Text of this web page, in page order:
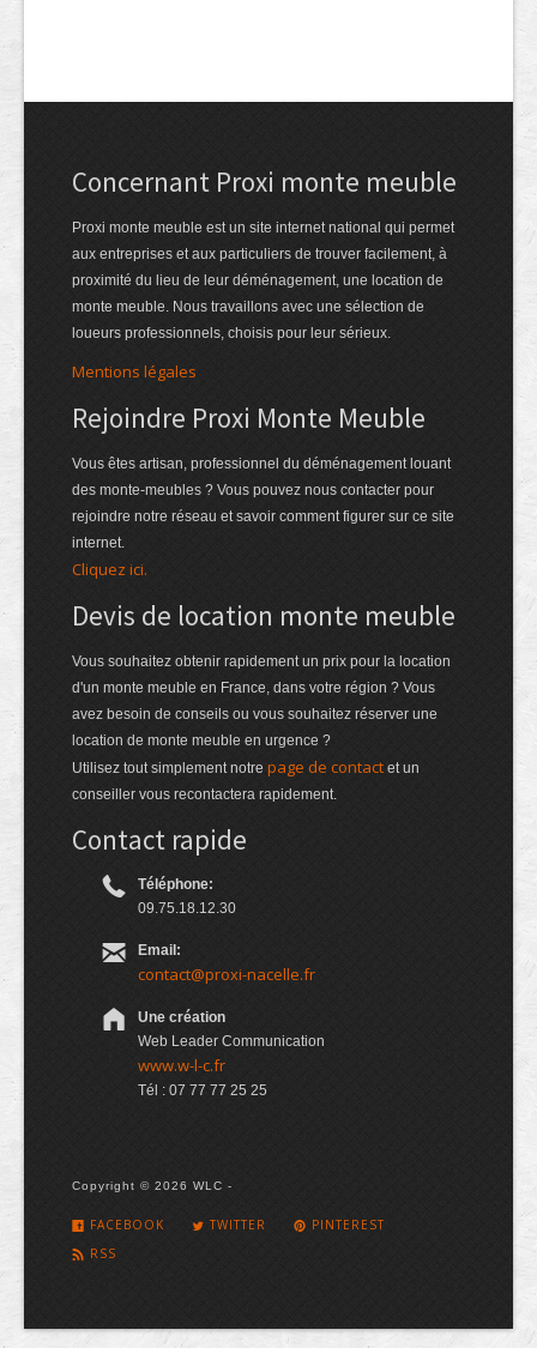
Concernant Proxi monte meuble
Proxi monte meuble est un site internet national qui permet
aux entreprises et aux particuliers de trouver facilement, à
proximité du lieu de leur déménagement, une location de
monte meuble. Nous travaillons avec une sélection de
loueurs professionnels, choisis pour leur sérieux.
Mentions légales
Rejoindre Proxi Monte Meuble
Vous êtes artisan, professionnel du déménagement louant
des monte-meubles ? Vous pouvez nous contacter pour
rejoindre notre réseau et savoir comment figurer sur ce site
internet.
Cliquez ici.
Devis de location monte meuble
Vous souhaitez obtenir rapidement un prix pour la location
d'un monte meuble en France, dans votre région ? Vous
avez besoin de conseils ou vous souhaitez réserver une
location de monte meuble en urgence ?
Utilisez tout simplement notre page de contact et un
conseiller vous recontactera rapidement.
Contact rapide
Téléphone:
09.75.18.12.30
Email:
contact@proxi-nacelle.fr
Une création
Web Leader Communication
www.w-l-c.fr
Tél : 07 77 77 25 25
Copyright © 2026 WLC -
FACEBOOK TWITTER
PINTEREST
RSS